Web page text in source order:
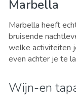
Marbella
Marbella heeft
bruisende
welke activiteiten
even achter je te
Wijn-en